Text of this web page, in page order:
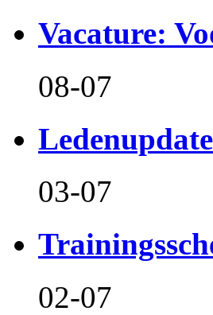
Vacature:
08-07
Ledenupdate
03-07
02-07